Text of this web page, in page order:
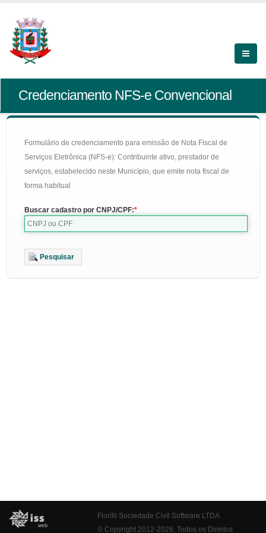
Credenciamento NFS-e Convencional
Formulário de credenciamento para emissão de Nota Fiscal de
Serviços Eletrônica (NFS-e): Contribuinte ativo, prestador de
serviços, estabelecido neste Município, que emite nota fiscal de
forma habitual
Buscar cadastro por CNPJ/CPF:
Pesquisar
Fiorilli Sociedade Civil Software LTDA
© Copyright 2012-2026. Todos os Direitos